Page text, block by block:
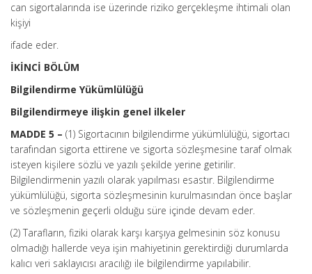
can sigortalarında ise üzerinde riziko gerçekleşme ihtimali olan
kişiyi
ifade eder.
İKİNCİ BÖLÜM
Bilgilendirme Yükümlülüğü
Bilgilendirmeye ilişkin genel ilkeler
MADDE 5 – (1) Sigortacının bilgilendirme yükümlülüğü, sigortacı
tarafından sigorta ettirene ve sigorta sözleşmesine taraf olmak
isteyen kişilere sözlü ve yazılı şekilde yerine getirilir.
Bilgilendirmenin yazılı olarak yapılması esastır. Bilgilendirme
yükümlülüğü, sigorta sözleşmesinin kurulmasından önce başlar
ve sözleşmenin geçerli olduğu süre içinde devam eder.
(2) Tarafların, fiziki olarak karşı karşıya gelmesinin söz konusu
olmadığı hallerde veya işin mahiyetinin gerektirdiği durumlarda
kalıcı veri saklayıcısı aracılığı ile bilgilendirme yapılabilir.